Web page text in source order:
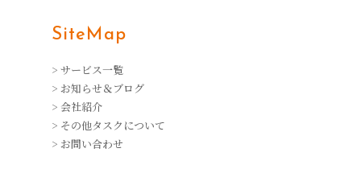
SiteMap
> サービス一覧
> お知らせ＆ブログ
> 会社紹介
> その他タスクについて
> お問い合わせ